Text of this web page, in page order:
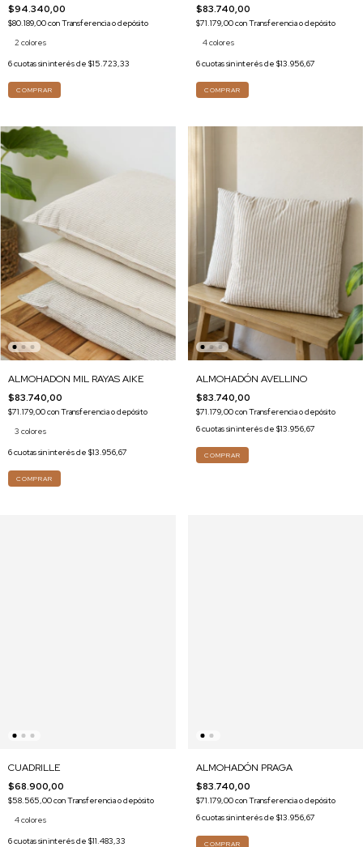
$94.340,00
$80.189,00conTransferencia o depósito
2 colores
6cuotas sin interés de $15.723,33
COMPRAR
$83.740,00
$71.179,00conTransferencia o depósito
4 colores
6cuotas sin interés de $13.956,67
COMPRAR
ALMOHADON MIL RAYAS AIKE
$83.740,00
$71.179,00conTransferencia o depósito
3 colores
6cuotas sin interés de $13.956,67
COMPRAR
ALMOHADÓN AVELLINO
$83.740,00
$71.179,00conTransferencia o depósito
6cuotas sin interés de $13.956,67
COMPRAR
CUADRILLE
$68.900,00
$58.565,00conTransferencia o depósito
4 colores
6cuotas sin interés de $11.483,33
ALMOHADÓN PRAGA
$83.740,00
$71.179,00conTransferencia o depósito
6cuotas sin interés de $13.956,67